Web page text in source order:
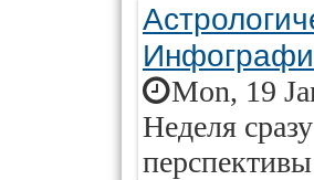
Mon, 19
Неделя